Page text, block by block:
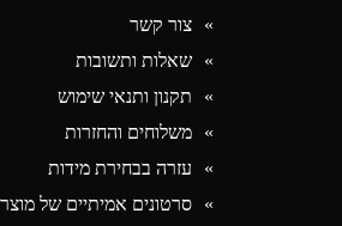
צור קשר
שאלות ותשובות
תקנון ותנאי שימוש
משלוחים והחזרות
עזרה בבחירת מידות
סרטונים אמיתיים של